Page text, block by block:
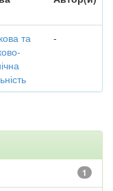
та
-
1